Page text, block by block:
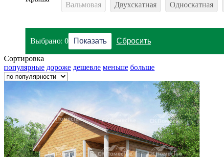
Вальмовая Двухскатная Односкатная
Выбрано: 0
Сортировка
популярные дороже дешевле меньше больше